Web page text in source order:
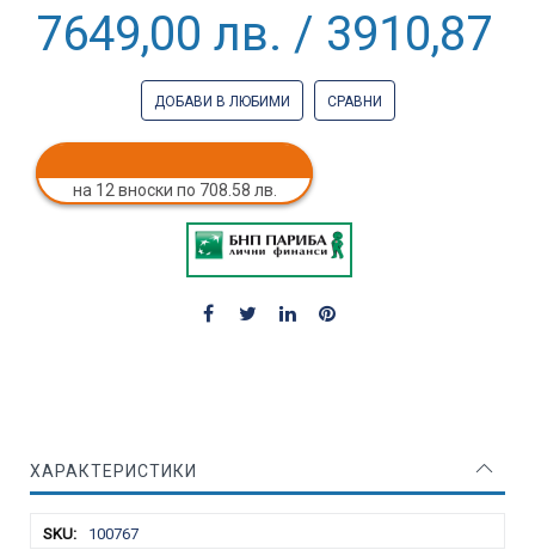
7649,00 лв. / 3910,87 €
ДОБАВИ В ЛЮБИМИ СРАВНИ
на 12 вноски по 708.58 лв.
ХАРАКТЕРИСТИКИ
100767